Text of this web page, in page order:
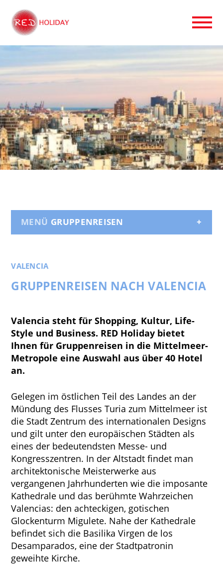
GRUPPENREISEN
VALENCIA
GRUPPENREISEN NACH VALENCIA
Valencia steht für Shopping, Kultur, Life-
Style und Business. RED Holiday bietet
Ihnen für Gruppenreisen in die Mittelmeer-
Metropole eine Auswahl aus über 40 Hotel
an.
Gelegen im östlichen Teil des Landes an der
Mündung des Flusses Turia zum Mittelmeer ist
die Stadt Zentrum des internationalen Designs
und gilt unter den europäischen Städten als
eines der bedeutendsten Messe- und
Kongresszentren. In der Altstadt findet man
architektonische Meisterwerke aus
vergangenen Jahrhunderten wie die imposante
Kathedrale und das berühmte Wahrzeichen
Valencias: den achteckigen, gotischen
Glockenturm Migulete. Nahe der Kathedrale
befindet sich die Basilika Virgen de los
Desamparados, eine der Stadtpatronin
geweihte Kirche.